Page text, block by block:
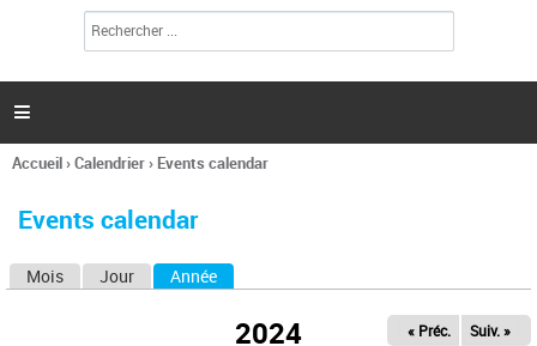
l
c
h
e

Vous
ici
Accueil›Calendrier› Events calendar
Events calendar
Mois Jour Année
2024 « Préc. Suiv. »